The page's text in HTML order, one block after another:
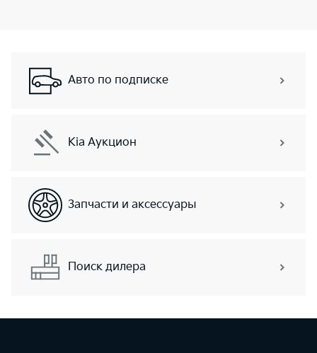
Авто по подписке
Kia Аукцион
Запчасти и аксессуары
Поиск дилера